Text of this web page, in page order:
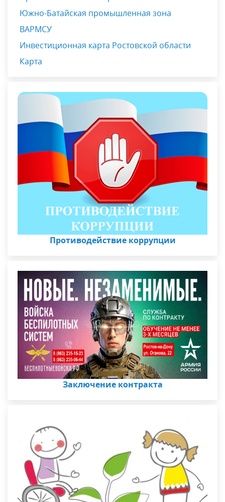
Южно-Батайская промышленная зона
ВАРМСУ
Инвестиционная карта Ростовской области
Карта
Противодействие коррупции
Заключение контракта